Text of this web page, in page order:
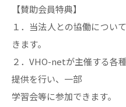
【賛助会員特典】
１．当法人との協働につい
きます。
２．VHO-netが主催する各
提供を行い、一部
学習会等に参加できま